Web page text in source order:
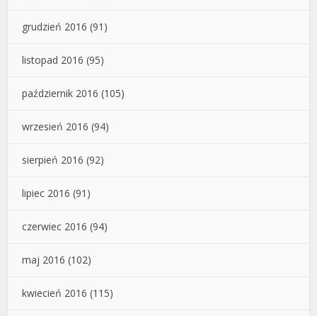
grudzień 2016 (91)
listopad 2016 (95)
październik 2016 (105)
wrzesień 2016 (94)
sierpień 2016 (92)
lipiec 2016 (91)
czerwiec 2016 (94)
maj 2016 (102)
kwiecień 2016 (115)